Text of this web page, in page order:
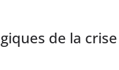
de la crise